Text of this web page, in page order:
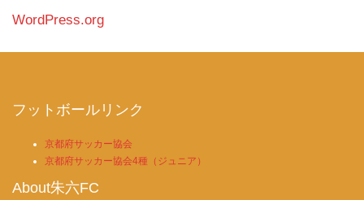
WordPress.org
フットボールリンク
京都府サッカー協会
京都府サッカー協会4種（ジュニア）
About朱六FC